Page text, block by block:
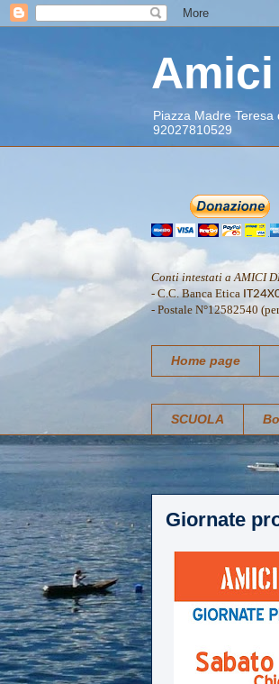
Piazza Madre
92027810529
Conti intestati a AMICI
- C.C. Banca Etica
- Postale N°12582540
Home page
SCUOLA
Giornate